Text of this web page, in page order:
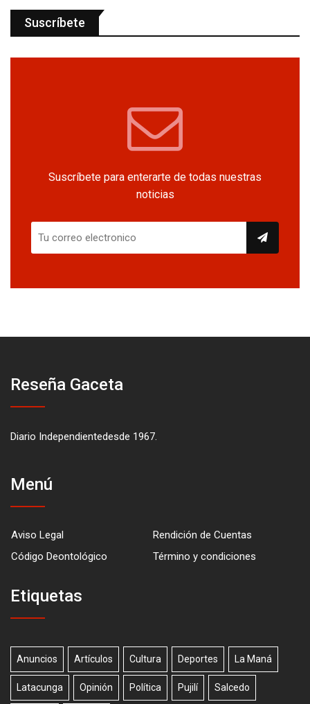
Suscríbete
Suscríbete para enterarte de todas nuestras
noticias
Reseña Gaceta
Diario Independientedesde 1967.
Menú
Aviso Legal
Rendición de Cuentas
Código Deontológico
Término y condiciones
Etiquetas
Anuncios Artículos Cultura Deportes La Maná
Latacunga Opinión Política Pujilí Salcedo